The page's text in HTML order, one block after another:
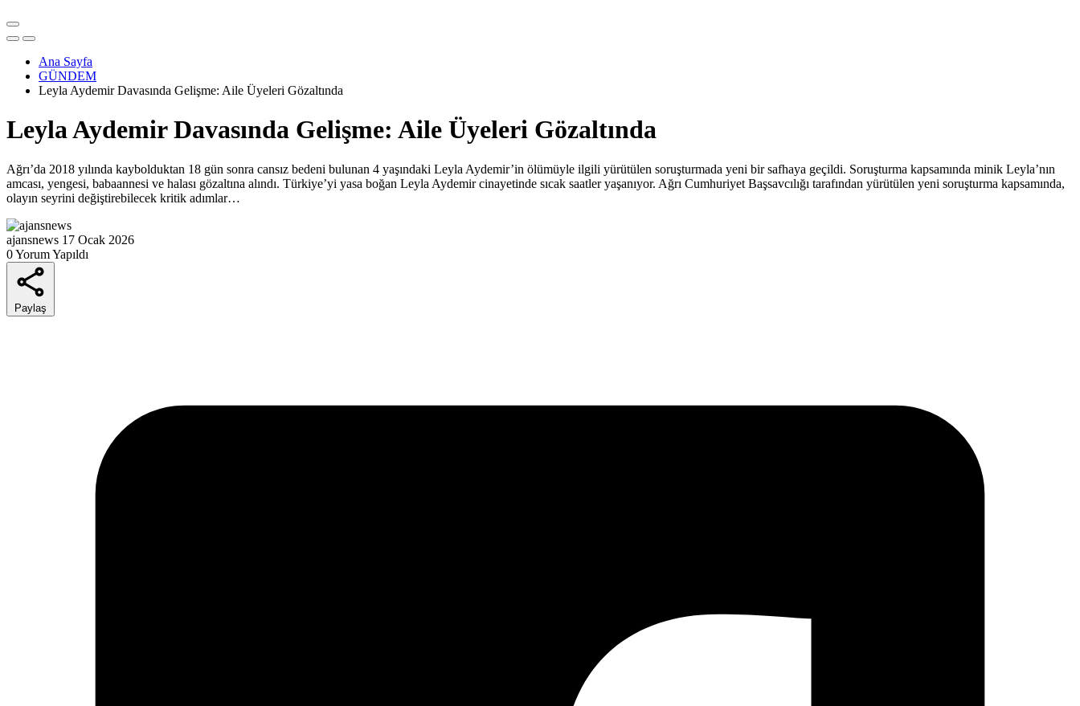
Ana Sayfa
GÜNDEM
Leyla Aydemir Davasında Gelişme: Aile Üyeleri Gözaltında
Leyla Aydemir Davasında Gelişme: Aile Üyeleri Gözaltında
Ağrı’da 2018 yılında kaybolduktan 18 gün sonra cansız bedeni bulunan 4 yaşındaki Leyla Aydemir’in ölümüyle ilgili yürütülen soruşturmada yeni bir safhaya geçildi. Soruşturma kapsamında minik Leyla’nın
amcası, yengesi, babaannesi ve halası gözaltına alındı. Türkiye’yi yasa boğan Leyla Aydemir cinayetinde sıcak saatler yaşanıyor. Ağrı Cumhuriyet Başsavcılığı tarafından yürütülen yeni soruşturma kapsamında,
olayın seyrini değiştirebilecek kritik adımlar…
ajansnews 17 Ocak 2026
0 Yorum Yapıldı
Paylaş